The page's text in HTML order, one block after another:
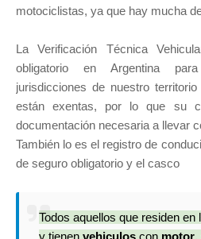
motociclistas, ya que hay mucha
La Verificación Técnica
obligatorio en Argentina
jurisdicciones de nuestro
están exentas, por lo que su
documentación necesaria a llevar
También lo es el registro de
de seguro obligatorio y el casco
Todos aquellos que residen en